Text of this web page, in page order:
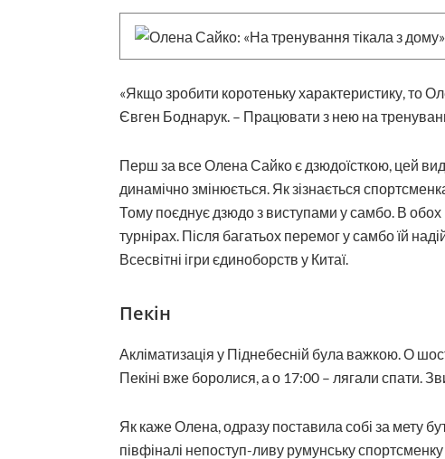
«Якщо зробити коротеньку характеристику, то
Євген Боднарук. – Працювати з нею на
Перш за все Олена Сайко є дзюдоїсткою, цей
динамічно змінюється. Як зізнається
Тому поєднує дзюдо з виступами у самбо. В
турнірах. Після багатьох перемог у самбо їй
Всесвітні ігри єдиноборств у Китаї.
Пекін
Акліматизація у Піднебесній була важкою. О
Пекіні вже боролися, а о 17:00 – лягали спати.
Як каже Олена, одразу поставила собі за мету
півфіналі непоступ-ливу румунську